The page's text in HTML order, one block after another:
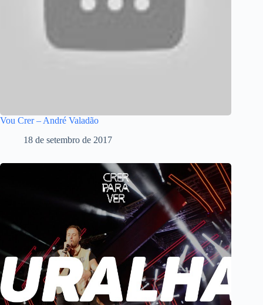
Vou Crer – André Valadão
18 de setembro de 2017